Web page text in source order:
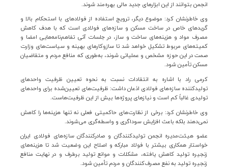
انجمن بتوانند از این ابزارهای جدید مالی بهره‌مند شوند.
وی خاطرنشان کرد: موضوع دیگر، ترویج استفاده از فولادهای با استحکام بالا و
گریدهای خاص در ساخت مسکن و سازه‌های فولادی است که با هدف کاهش
مصرف مواد و هزینه‌های ساخت و ساز، در جلسات آتی تفاهم‌نامه‌هایی امضا و
کمیته‌های مربوط تشکیل خواهد شد تا سازوکارهای بهینه و سیاست‌های وزارت
صمت در این حوزه مشخص و عملیاتی شوند، به‌طوری که منافع مردم و متقاضیان
مسکن تأمین شود.
کرمی راد با اشاره به انتقادات نسبت به نحوه تعیین ظرفیت واحدهای
تولیدکننده سازه‌های فولادی اذعان داشت: ظرفیت‌های تعیین‌شده برای واحدهای
تولیدی غالباً کم است و نیازهای پروژه‌ها بیش از این ظرفیت‌هاست.
وی خاطرنشان کرد: برخی از نظارت‌های حاکمیتی فعلی نه تنها هزینه‌ها را کاهش
نمی‌دهند بلکه باعث افزایش سوداگری و واسطه‌گری می‌شوند.
عضو هیئت‌مدیره انجمن تولیدکنندگان و صادرکنندگان سازه‌های فولادی ایران
خواستار همکاری بیشتر با فولاد مبارکه و اصلاح این وضعیت شد تا هزینه‌های
زنجیره تولید کاهش یافته، مشکلات و موانع تولید برطرف و در نهایت منافع
زنجیره تولید به نفع مصرف‌کنندگان و مردم تأمین شود.